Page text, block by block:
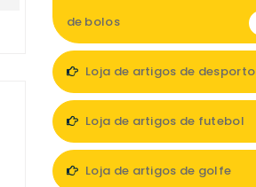
de bolos
Loja de artigos de desporto
Loja de artigos de futebol
Loja de artigos de golfe